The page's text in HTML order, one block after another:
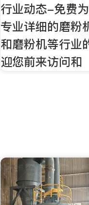
行业动态-免费
专业详细的磨粉
和磨粉机等行业
迎您前来访问和